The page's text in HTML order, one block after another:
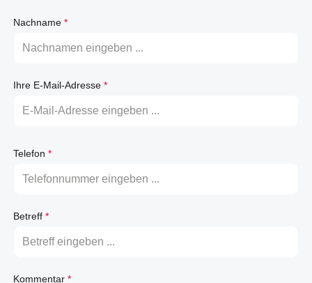
Nachname *
Ihre E-Mail-Adresse *
Telefon *
Betreff *
Kommentar *